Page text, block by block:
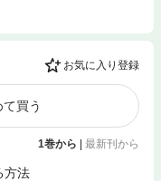
お気に入り登録
買う
1巻から | 最新刊から
方法